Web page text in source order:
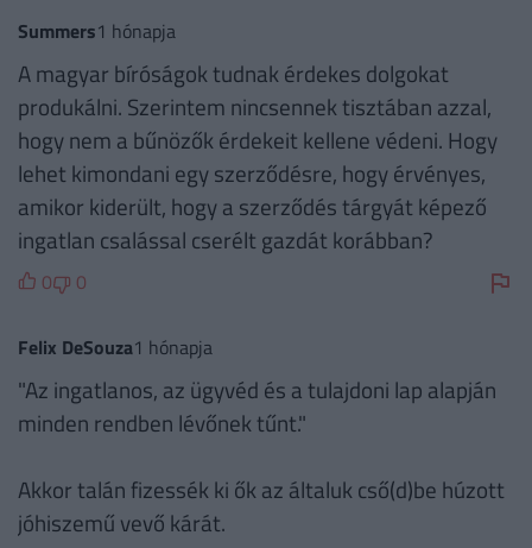
Summers1 hónapja
A magyar bíróságok tudnak érdekes dolgokat
produkálni. Szerintem nincsennek tisztában azzal,
hogy nem a bűnözők érdekeit kellene védeni. Hogy
lehet kimondani egy szerződésre, hogy érvényes,
amikor kiderült, hogy a szerződés tárgyát képező
ingatlan csalással cserélt gazdát korábban?
0 0
Felix DeSouza1 hónapja
"Az ingatlanos, az ügyvéd és a tulajdoni lap alapján
minden rendben lévőnek tűnt."
Akkor talán fizessék ki ők az általuk cső(d)be húzott
jóhiszemű vevő kárát.